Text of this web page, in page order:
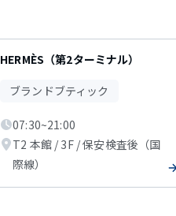
HERMÈS（第2ターミナル）
ブランドブティック
07:30~21:00
T2 本館 / 3F / 保安検査後（国
際線）